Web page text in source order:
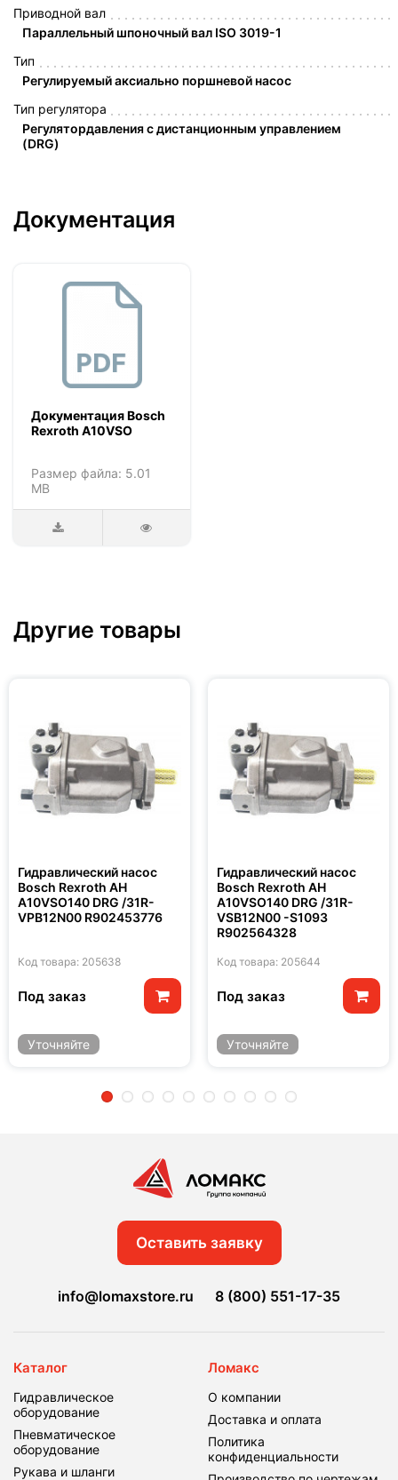
Приводной вал
Параллельный шпоночный вал ISO 3019-1
Тип
Регулируемый аксиально поршневой насос
Тип регулятора
Регулятордавления с дистанционным управлением
(DRG)
Документация
Документация Bosch
Rexroth A10VSO
Размер файла: 5.01
MB
Другие товары
Гидравлический насос
Bosch Rexroth AH
A10VSO140 DRG /31R-
VPB12N00 R902453776
Код товара: 205638
Под заказ
Уточняйте
Гидравлический насос
Bosch Rexroth AH
A10VSO140 DRG /31R-
VSB12N00 -S1093
R902564328
Код товара: 205644
Под заказ
Уточняйте
Оставить заявку
info@lomaxstore.ru 8 (800) 551-17-35
Каталог
Гидравлическое
оборудование
Пневматическое
оборудование
Рукава и шланги
Ломакс
О компании
Доставка и оплата
Политика
конфиденциальности